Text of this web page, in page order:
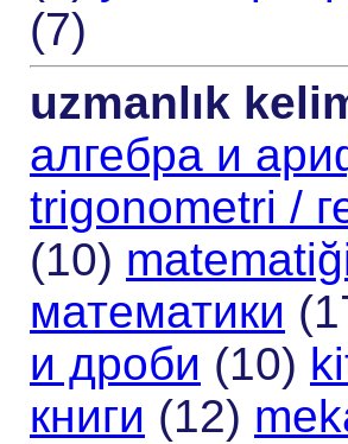
(7)
uzmanlık
алгебра и
trigonometri /
(10)
математики
и дроби (10)
книги (12)